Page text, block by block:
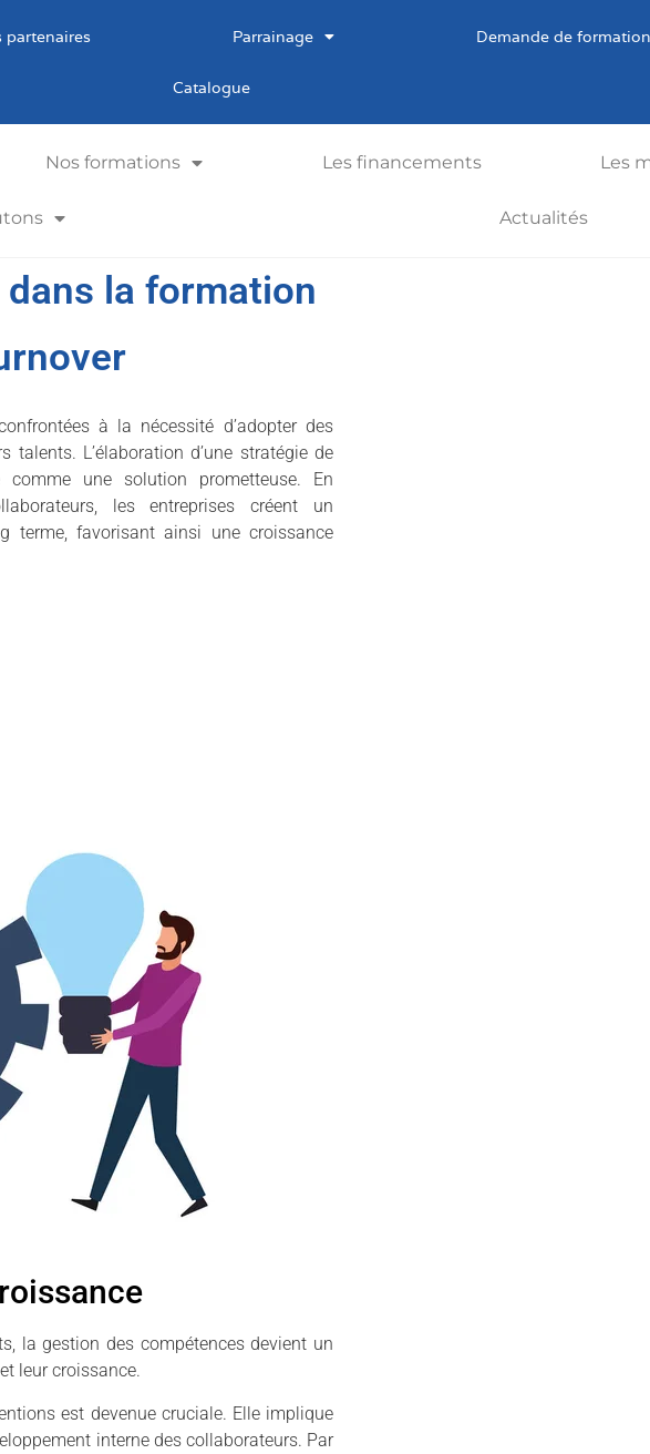
partenaires Parrainage Demande de formation
Catalogue
Nos formations Les financements Les
Actualités
la formation
à la nécessité d’adopter des
L’élaboration d’une stratégie de
une solution prometteuse. En
les entreprises créent un
terme, favorisant ainsi une croissance
la gestion des compétences devient un
leur croissance.
est devenue cruciale. Elle implique
interne des collaborateurs. Par